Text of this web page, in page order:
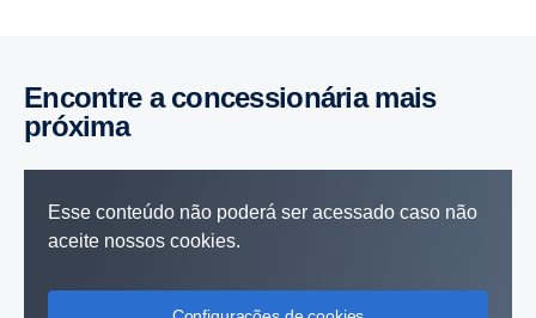
Encontre a concessionária mais
próxima
Esse conteúdo não poderá ser acessado caso não
aceite nossos cookies.